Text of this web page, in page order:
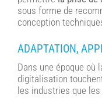
sous forme de
conception
ADAPTATION,
Dans une époque où
digitalisation
les industries que